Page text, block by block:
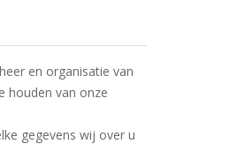
en organisatie van
houden van onze
gegevens wij over u